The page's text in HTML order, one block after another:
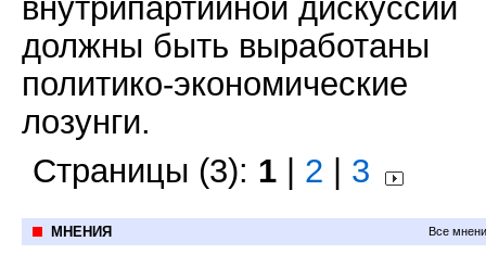
внутрипартийной дискуссии
должны быть выработаны
политико-экономические
лозунги.
Страницы (3): 1 2 3
МНЕНИЯ Все